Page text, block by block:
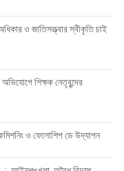
ও জাতিসত্ত্বার স্বীকৃতি চাই
শিক্ষক নেতৃবৃন্দের
ও ফেলোশিপ ডে উদ্‌যাপন